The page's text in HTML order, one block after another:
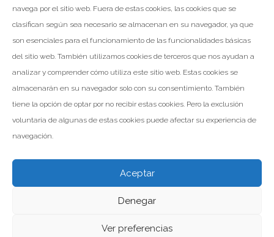
navega por el sitio web. Fuera de estas cookies, las cookies que se
clasifican según sea necesario se almacenan en su navegador, ya que
son esenciales para el funcionamiento de las funcionalidades básicas
del sitio web. También utilizamos cookies de terceros que nos ayudan a
analizar y comprender cómo utiliza este sitio web. Estas cookies se
almacenarán en su navegador solo con su consentimiento. También
tiene la opción de optar por no recibir estas cookies. Pero la exclusión
voluntaria de algunas de estas cookies puede afectar su experiencia de
navegación.
Aceptar
Denegar
Ver preferencias
Facebook Google+
Política de Privacidad